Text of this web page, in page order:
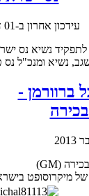
עידכון אחרון ב-01 דצמבר 2013
לתפקיד נשיא נס
נשיא ומנכ"ל נס
ברוורמן -
מיכל ברוורמן - בלומנשטיק, התמנתה למנהלת בכירה (GM)
מיקרוסופט